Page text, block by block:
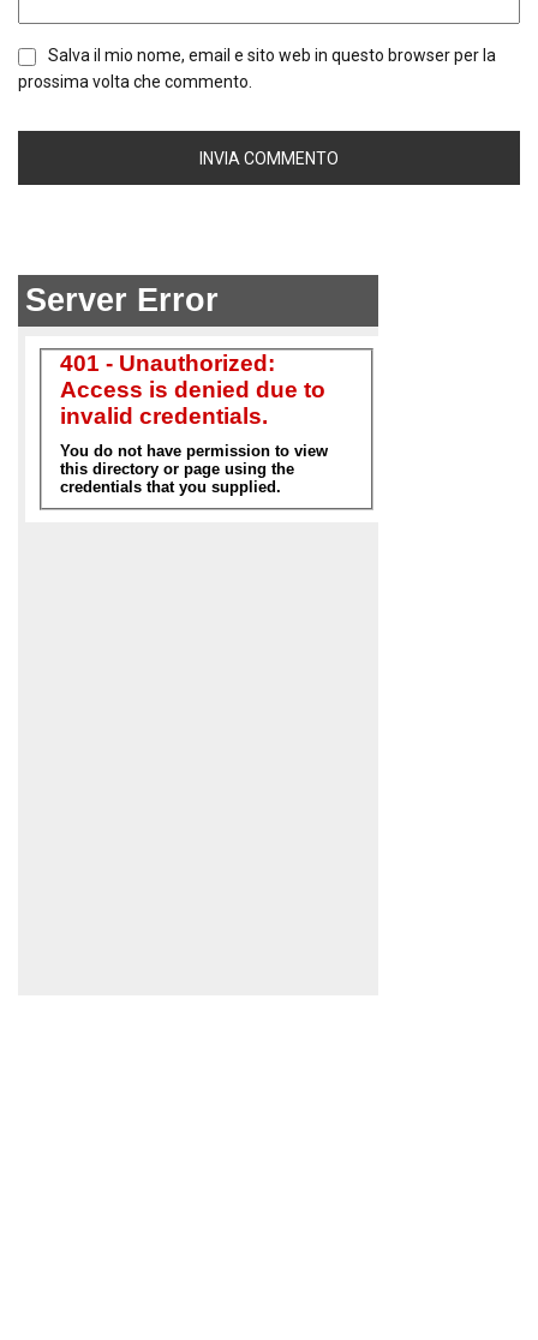
Salva il mio nome, email e sito web in questo browser per la
prossima volta che commento.